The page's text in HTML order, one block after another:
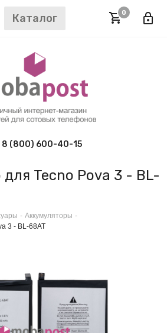
Каталог 0
8 (800) 600-40-15
Tecno Pova 3 - BL-
- Аккумуляторы -
3 - BL-68AT